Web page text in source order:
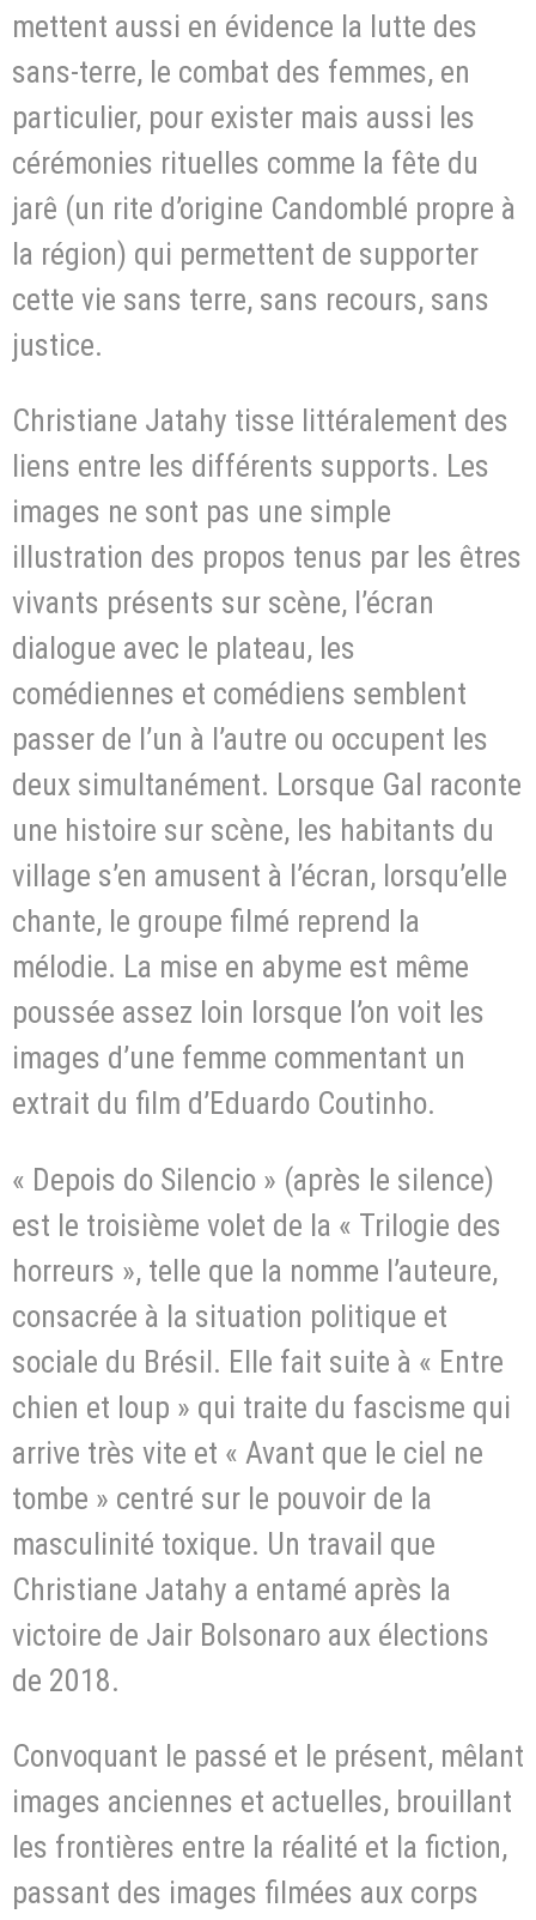
mettent aussi en évidence la lutte des
sans-terre, le combat des femmes, en
particulier, pour exister mais aussi les
cérémonies rituelles comme la fête du
jarê (un rite d’origine Candomblé propre à
la région) qui permettent de supporter
cette vie sans terre, sans recours, sans
justice.
Christiane Jatahy tisse littéralement des
liens entre les différents supports. Les
images ne sont pas une simple
illustration des propos tenus par les êtres
vivants présents sur scène, l’écran
dialogue avec le plateau, les
comédiennes et comédiens semblent
passer de l’un à l’autre ou occupent les
deux simultanément. Lorsque Gal raconte
une histoire sur scène, les habitants du
village s’en amusent à l’écran, lorsqu’elle
chante, le groupe filmé reprend la
mélodie. La mise en abyme est même
poussée assez loin lorsque l’on voit les
images d’une femme commentant un
extrait du film d’Eduardo Coutinho.
« Depois do Silencio » (après le silence)
est le troisième volet de la « Trilogie des
horreurs », telle que la nomme l’auteure,
consacrée à la situation politique et
sociale du Brésil. Elle fait suite à « Entre
chien et loup » qui traite du fascisme qui
arrive très vite et « Avant que le ciel ne
tombe » centré sur le pouvoir de la
masculinité toxique. Un travail que
Christiane Jatahy a entamé après la
victoire de Jair Bolsonaro aux élections
de 2018.
Convoquant le passé et le présent, mêlant
images anciennes et actuelles, brouillant
les frontières entre la réalité et la fiction,
passant des images filmées aux corps